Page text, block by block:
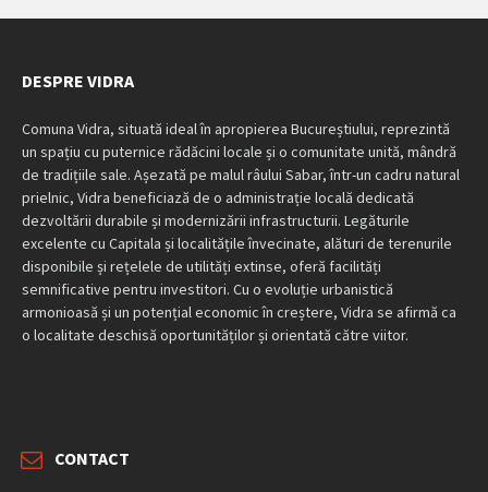
DESPRE VIDRA
Comuna Vidra, situată ideal în apropierea Bucureștiului, reprezintă
un spațiu cu puternice rădăcini locale și o comunitate unită, mândră
de tradițiile sale. Așezată pe malul râului Sabar, într-un cadru natural
prielnic, Vidra beneficiază de o administrație locală dedicată
dezvoltării durabile și modernizării infrastructurii. Legăturile
excelente cu Capitala și localitățile învecinate, alături de terenurile
disponibile și rețelele de utilități extinse, oferă facilități
semnificative pentru investitori. Cu o evoluție urbanistică
armonioasă și un potențial economic în creștere, Vidra se afirmă ca
o localitate deschisă oportunităților și orientată către viitor.
CONTACT